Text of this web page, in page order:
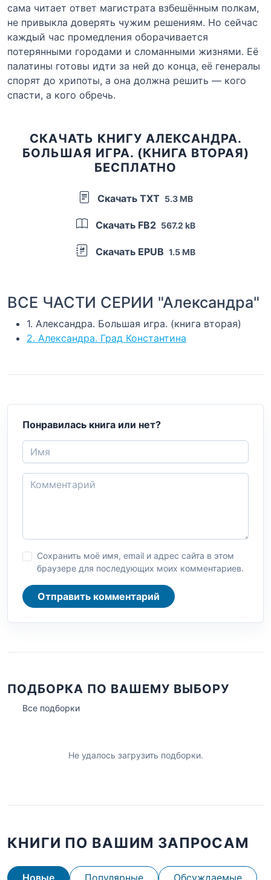
сама читает ответ магистрата взбешённым полкам,
не привыкла доверять чужим решениям. Но сейчас
каждый час промедления оборачивается
потерянными городами и сломанными жизнями. Её
палатины готовы идти за ней до конца, её генералы
спорят до хрипоты, а она должна решить — кого
спасти, а кого обречь.
СКАЧАТЬ КНИГУ АЛЕКСАНДРА.
БОЛЬШАЯ ИГРА. (КНИГА ВТОРАЯ)
БЕСПЛАТНО
Скачать TXT 5.3 MB
Скачать FB2 567.2 kB
Скачать EPUB 1.5 MB
ВСЕ ЧАСТИ СЕРИИ "Александра"
1. Александра. Большая игра. (книга вторая)
2. Александра. Град Константина
Понравилась книга или нет?
Сохранить моё имя, email и адрес сайта в этом
браузере для последующих моих комментариев.
Отправить комментарий
ПОДБОРКА ПО ВАШЕМУ ВЫБОРУ
Все подборки
Не удалось загрузить подборки.
КНИГИ ПО ВАШИМ ЗАПРОСАМ
Новые Популярные Обсуждаемые